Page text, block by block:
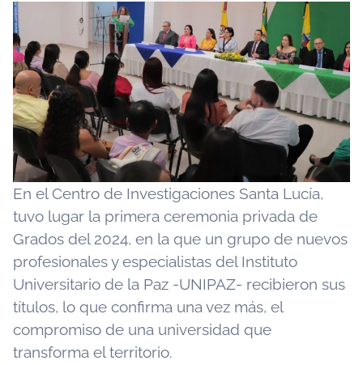
En el Centro de Investigaciones Santa Lucía,
tuvo lugar la primera ceremonia privada de
Grados del 2024, en la que un grupo de nuevos
profesionales y especialistas del Instituto
Universitario de la Paz -UNIPAZ- recibieron sus
títulos, lo que confirma una vez más, el
compromiso de una universidad que
transforma el territorio.